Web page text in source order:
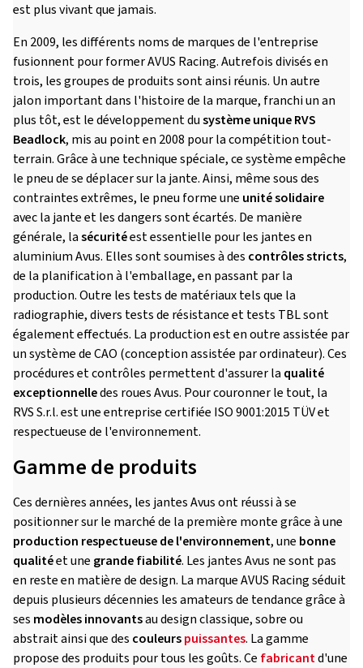
est plus vivant que jamais.
En 2009, les différents noms de marques de l'entreprise
fusionnent pour former AVUS Racing. Autrefois divisés en
trois, les groupes de produits sont ainsi réunis. Un autre
jalon important dans l'histoire de la marque, franchi un an
plus tôt, est le développement dusystème unique RVS
Beadlock, mis au point en 2008 pour la compétition tout-
terrain. Grâce à une technique spéciale, ce système empêche
le pneu de se déplacer sur la jante. Ainsi, même sous des
contraintes extrêmes, le pneu forme une unité solidaire
avec la jante et les dangers sont écartés. De manière
générale, lasécuritéest essentielle pour les jantes en
aluminium Avus. Elles sont soumises à des contrôles stricts,
de la planification à l'emballage, en passant par la
production. Outre les tests de matériaux tels que la
radiographie, divers tests de résistance et tests TBL sont
également effectués. La production est en outre assistée par
un système de CAO (conception assistée par ordinateur). Ces
procédures et contrôles permettent d'assurer la qualité
exceptionnelledes roues Avus. Pour couronner le tout, la
RVS S.r.l. est une entreprise certifiée ISO 9001:2015 TÜV et
respectueuse de l'environnement.
Gamme de produits
Ces dernières années, les jantes Avus ont réussi à se
positionner sur le marché de la première monte grâce à une
production respectueuse de l'environnement, une bonne
qualitéet une grande fiabilité. Les jantes Avus ne sont pas
en reste en matière de design. La marque AVUS Racing séduit
depuis plusieurs décennies les amateurs de tendance grâce à
ses modèles innovantsau design classique, sobre ou
abstrait ainsi que des couleurspuissantes. La gamme
propose des produits pour tous les goûts. Ce fabricantd'une